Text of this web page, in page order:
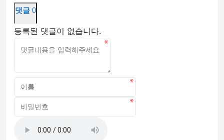
댓글 0
등록된 댓글이 없습니다.